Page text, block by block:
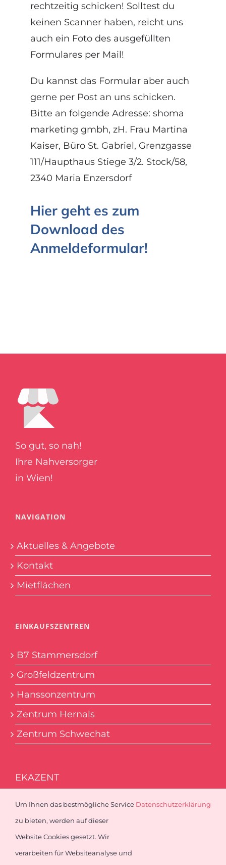
rechtzeitig schicken! Solltest du
keinen Scanner haben, reicht uns
auch ein Foto des ausgefüllten
Formulares per Mail!
Du kannst das Formular aber auch
gerne per Post an uns schicken.
Bitte an folgende Adresse: shoma
marketing gmbh, zH. Frau Martina
Kaiser, Büro St. Gabriel, Grenzgasse
111/Haupthaus Stiege 3/2. Stock/58,
2340 Maria Enzersdorf
Hier geht es zum
Download des
Anmeldeformular!
So gut, so nah!
Ihre Nahversorger
in Wien!
NAVIGATION
Aktuelles & Angebote
Kontakt
Mietflächen
EINKAUFSZENTREN
B7 Stammersdorf
Großfeldzentrum
Hanssonzentrum
Zentrum Hernals
Zentrum Schwechat
EKAZENT
Impressum–Datenschutz
Um Ihnen das bestmögliche Service
zu bieten, werden auf dieser
Website Cookies gesetzt. Wir
verarbeiten für Websiteanalyse und
Datenschutzerklärung